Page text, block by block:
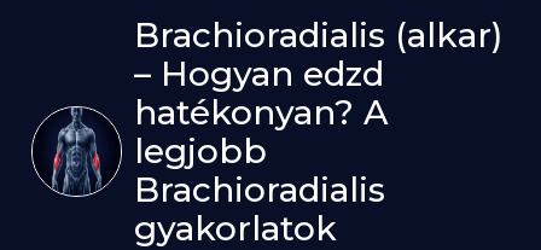
Brachioradialis (alkar)
– Hogyan edzd
hatékonyan? A
legjobb
Brachioradialis
gyakorlatok